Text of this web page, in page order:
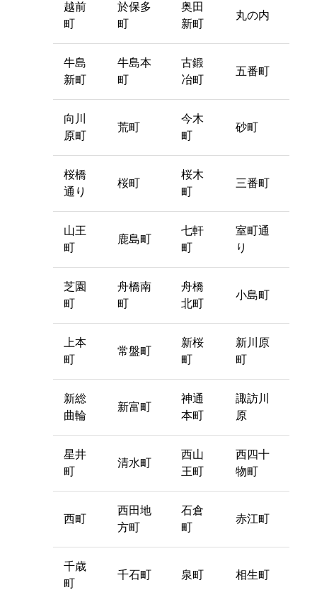
越前
町
於保多
町
奥田
新町
丸の内
牛島
新町
牛島本
町
古鍛
冶町
五番町
向川
原町
荒町
今木
町
砂町
桜橋
通り
桜町
桜木
町
三番町
山王
町
鹿島町
七軒
町
室町通
り
芝園
町
舟橋南
町
舟橋
北町
小島町
上本
町
常盤町
新桜
町
新川原
町
新総
曲輪
新富町
神通
本町
諏訪川
原
星井
町
清水町
西山
王町
西四十
物町
西町
西田地
方町
石倉
町
赤江町
千歳
町
千石町 泉町 相生町